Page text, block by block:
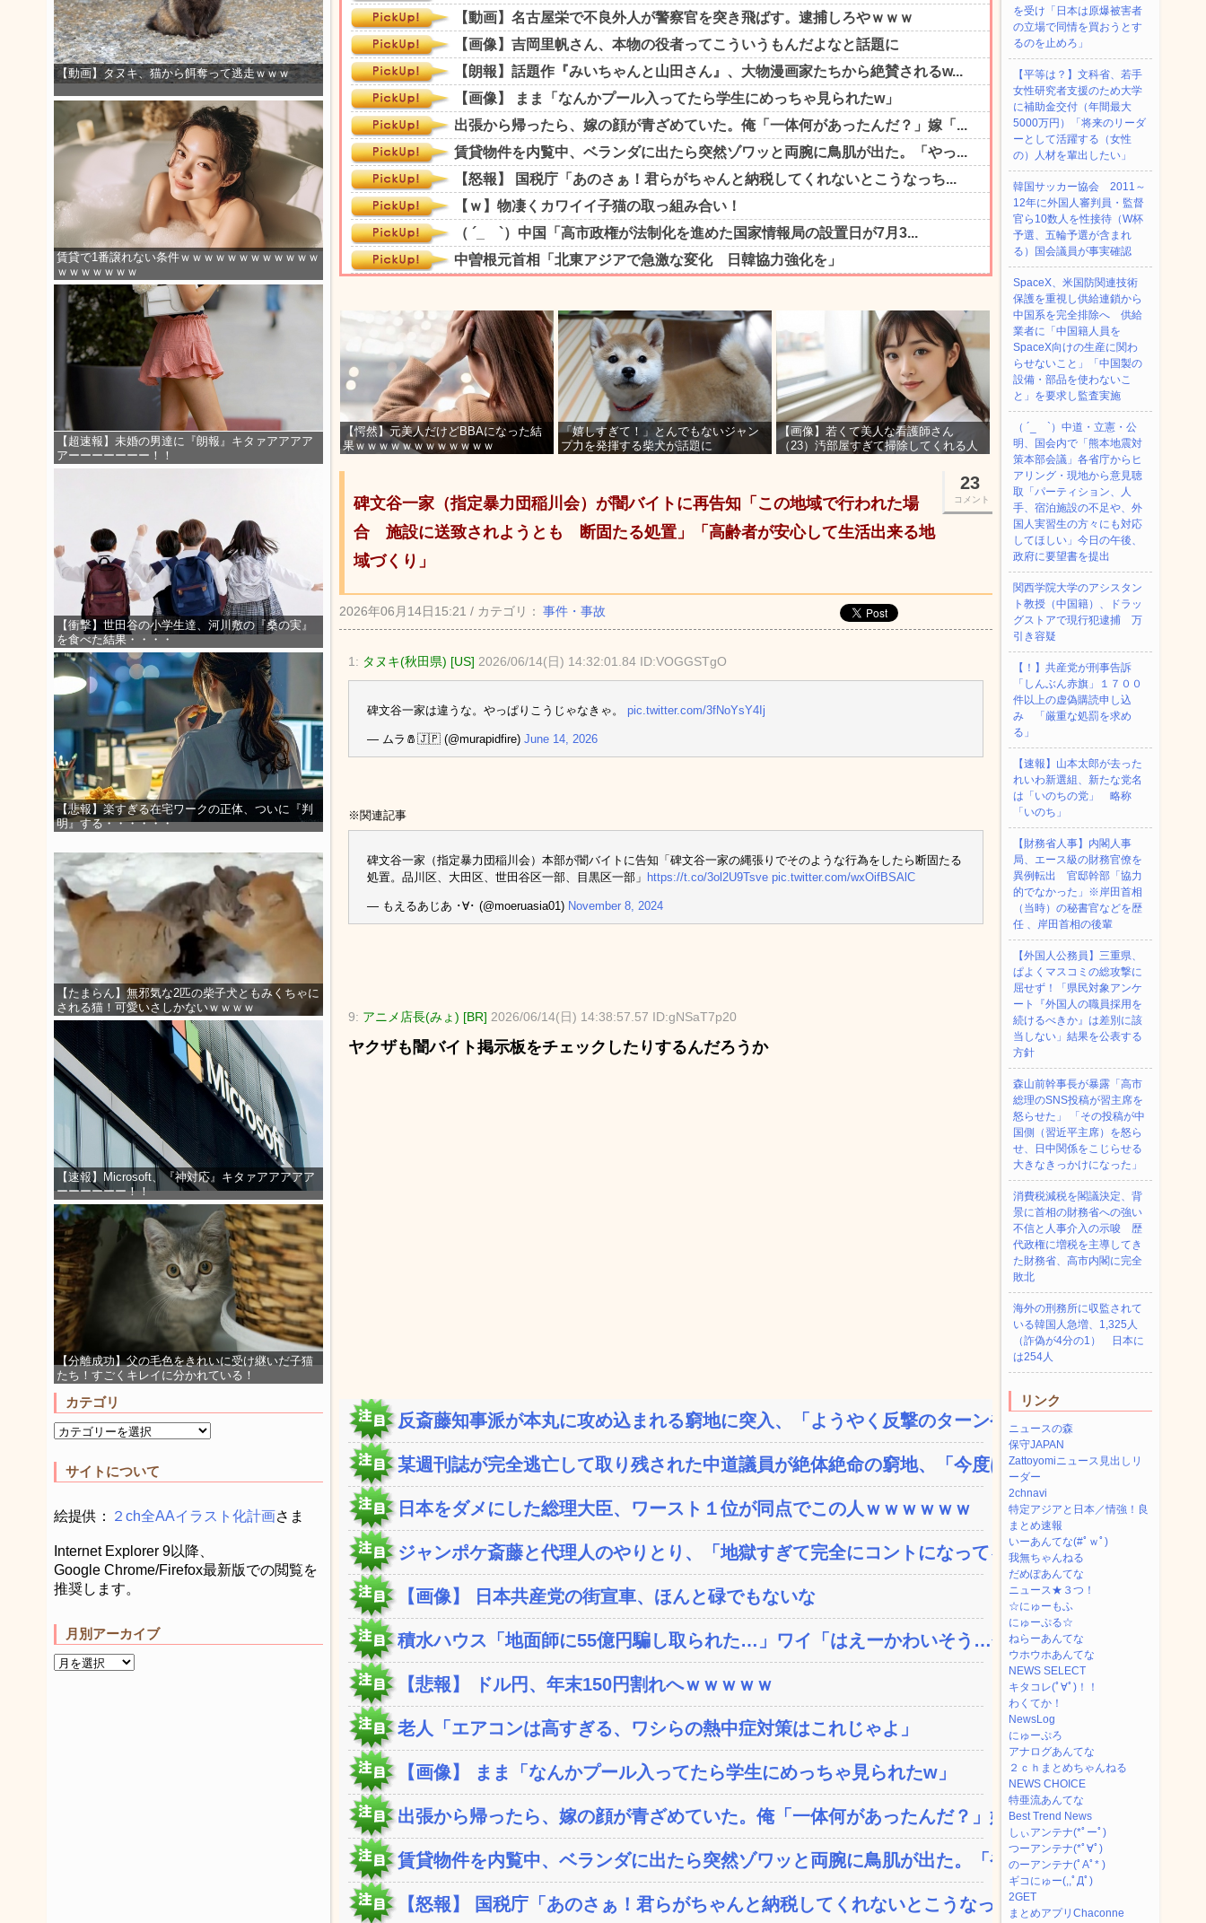
【動画】タヌキ、猫から餌奪って逃走ｗｗｗ
賃貸で1番譲れない条件ｗｗｗｗｗｗｗｗｗｗｗｗ
ｗｗｗｗｗｗｗ
【超速報】未婚の男達に『朗報』キタァアアアア
アーーーーーーー！！
【衝撃】世田谷の小学生達、河川敷の『桑の実』
を食べた結果・・・・
【悲報】楽すぎる在宅ワークの正体、ついに『判
明』する・・・・・・
【たまらん】無邪気な2匹の柴子犬ともみくちゃに
される猫！可愛いさしかないｗｗｗｗ
【速報】Microsoft、『神対応』キタァアアアアア
ーーーーーー！！
【分離成功】父の毛色をきれいに受け継いだ子猫
たち！すごくキレイに分かれている！
カテゴリ
サイトについて
絵提供： ２ch全AAイラスト化計画さま
Internet Explorer 9以降、
Google Chrome/Firefox最新版での閲覧を
推奨します。
月別アーカイブ
【愕然】元美人だけどBBAになった結
果ｗｗｗｗｗｗｗｗｗｗｗｗ
「嬉しすぎて！」とんでもないジャン
プ力を発揮する柴犬が話題に
【画像】若くて美人な看護師さん
（23）汚部屋すぎて掃除してくれる人
23
コメント
碑文谷一家（指定暴力団稲川会）が闇バイトに再告知「この地域で行われた場
合 施設に送致されようとも 断固たる処置」「高齢者が安心して生活出来る地
域づくり」
2026年06月14日15:21 / カテゴリ： 事件・事故
1: タヌキ(秋田県) [US] 2026/06/14(日) 14:32:01.84 ID:VOGGSTgO
碑文谷一家は違うな。やっぱりこうじゃなきゃ。 pic.twitter.com/3fNoYsY4Ij
— ムラ🧂🇯🇵 (@murapidfire) June 14, 2026
※関連記事
碑文谷一家（指定暴力団稲川会）本部が闇バイトに告知「碑文谷一家の縄張りでそのような行為をしたら断固たる
処置。品川区、大田区、世田谷区一部、目黒区一部」 https://t.co/3ol2U9Tsve pic.twitter.com/wxOifBSAlC
— もえるあじあ ･∀･ (@moeruasia01) November 8, 2024
9: アニメ店長(みょ) [BR] 2026/06/14(日) 14:38:57.57 ID:gNSaT7p20
ヤクザも闇バイト掲示板をチェックしたりするんだろうか
反斎藤知事派が本丸に攻め込まれる窮地に突入、「ようやく反撃のターンやね...
某週刊誌が完全逃亡して取り残された中道議員が絶体絶命の窮地、「今度は宏...
日本をダメにした総理大臣、ワースト１位が同点でこの人ｗｗｗｗｗｗ
ジャンポケ斎藤と代理人のやりとり、「地獄すぎて完全にコントになってる…...
【画像】 日本共産党の街宣車、ほんと碌でもないな
積水ハウス「地面師に55億円騙し取られた…」ワイ「はえーかわいそう…会...
【悲報】 ドル円、年末150円割れへｗｗｗｗｗ
老人「エアコンは高すぎる、ワシらの熱中症対策はこれじゃよ」
【画像】 まま「なんかプール入ってたら学生にめっちゃ見られたw」
出張から帰ったら、嫁の顔が青ざめていた。俺「一体何があったんだ？」嫁「...
賃貸物件を内覧中、ベランダに出たら突然ゾワッと両腕に鳥肌が出た。「やっ...
【怒報】 国税庁「あのさぁ！君らがちゃんと納税してくれないとこうなっち...
を受け「日本は原爆被害者
の立場で同情を買おうとす
るのを止めろ」
【平等は？】文科省、若手
女性研究者支援のため大学
に補助金交付（年間最大
5000万円）「将来のリーダ
ーとして活躍する（女性
の）人材を輩出したい」
韓国サッカー協会 2011～
12年に外国人審判員・監督
官ら10数人を性接待（W杯
予選、五輪予選が含まれ
る）国会議員が事実確認
SpaceX、米国防関連技術
保護を重視し供給連鎖から
中国系を完全排除へ 供給
業者に「中国籍人員を
SpaceX向けの生産に関わ
らせないこと」「中国製の
設備・部品を使わないこ
と」を要求し監査実施
（ ´_ゝ`）中道・立憲・公
明、国会内で「熊本地震対
策本部会議」各省庁からヒ
アリング・現地から意見聴
取「パーティション、人
手、宿泊施設の不足や、外
国人実習生の方々にも対応
してほしい」今日の午後、
政府に要望書を提出
関西学院大学のアシスタン
ト教授（中国籍）、ドラッ
グストアで現行犯逮捕 万
引き容疑
【！】共産党が刑事告訴
「しんぶん赤旗」１７００
件以上の虚偽購読申し込
み 「厳重な処罰を求め
る」
【速報】山本太郎が去った
れいわ新選組、新たな党名
は「いのちの党」 略称
「いのち」
【財務省人事】内閣人事
局、エース級の財務官僚を
異例転出 官邸幹部「協力
的でなかった」※岸田首相
（当時）の秘書官などを歴
任 、岸田首相の後輩
【外国人公務員】三重県、
ぱよくマスコミの総攻撃に
屈せず！「県民対象アンケ
ート『外国人の職員採用を
続けるべきか』は差別に該
当しない」結果を公表する
方針
森山前幹事長が暴露「高市
総理のSNS投稿が習主席を
怒らせた」 「その投稿が中
国側（習近平主席）を怒ら
せ、日中関係をこじらせる
大きなきっかけになった」
消費税減税を閣議決定、背
景に首相の財務省への強い
不信と人事介入の示唆 歴
代政権に増税を主導してき
た財務省、高市内閣に完全
敗北
海外の刑務所に収監されて
いる韓国人急増、1,325人
（詐偽が4分の1） 日本に
は254人
リンク
ニュースの森
保守JAPAN
Zattoyomiニュース見出しリ
ーダー
2chnavi
特定アジアと日本／情強！良
まとめ速報
いーあんてな(#ﾟｗﾟ)
我無ちゃんねる
だめぽあんてな
ニュース★３つ！
☆にゅーもふ
にゅーぷる☆
ねらーあんてな
ウホウホあんてな
NEWS SELECT
キタコレ(ﾟ∀ﾟ)！！
わくてか！
NewsLog
にゅーぷろ
アナログあんてな
２ｃｈまとめちゃんねる
NEWS CHOICE
特亜流あんてな
Best Trend News
しぃアンテナ(*ﾟーﾟ)
つーアンテナ(*ﾟ∀ﾟ)
のーアンテナ(ﾟAﾟ* )
ギコにゅー(,,ﾟДﾟ)
2GET
まとめアプリChaconne